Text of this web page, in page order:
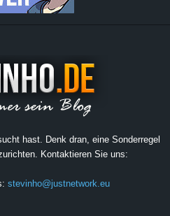
hast. Denk dran, eine Sonderregel
Kontaktieren Sie uns:
stevinho@justnetwork.eu